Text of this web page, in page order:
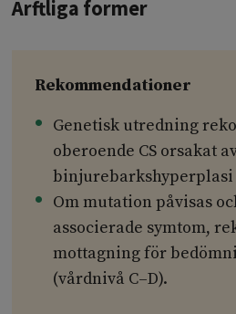
Ärftliga former
Rekommendationer
Genetisk utredning
oberoende CS orsakat
binjurebarkshyperplasi
Om mutation påvisas
associerade symtom,
mottagning för
(vårdnivå C–D).